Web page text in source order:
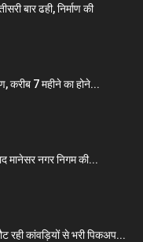
बार ढही, निर्माण की
करीब 7 महीने का होने...
मानेसर नगर निगम की...
रही कांवड़ियों से भरी पिकअप...